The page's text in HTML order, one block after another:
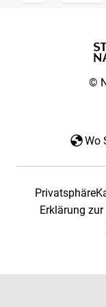
©
Wo
Privatsphäre
Erklärung